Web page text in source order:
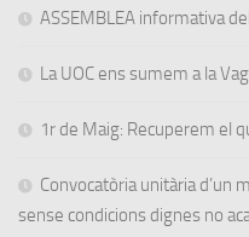
ASSEMBLEA informativa
La UOC ens sumem a la
1r de Maig: Recuperem el
Convocatòria unitària d’un
sense condicions dignes no